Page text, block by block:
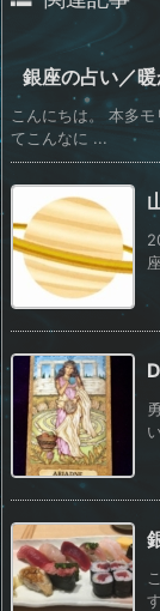
銀座の占い／
こんにちは。 本多
てこんなに ...